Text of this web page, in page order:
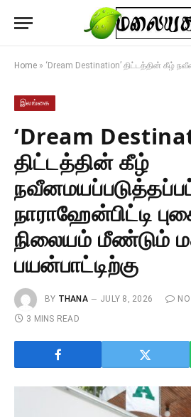
Home » ‘Dream Destination’ திட்டத்தின் கீழ் நவீனமயப்படுத்தப்பட்ட
இலங்கை
‘Dream
திட்டத்தின் கீழ்
நாராஹேன்பிட்டி
நிலையம் மீண்டும்
பயன்பாட்டிற்கு
BY THANA JULY 8, 2026
3 MINS READ